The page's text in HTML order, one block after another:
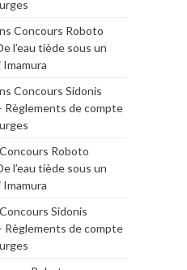
Concours Roboto
l’eau tiède sous un
Concours Sidonis
de compte
Concours Roboto
l’eau tiède sous un
Concours Sidonis
de compte